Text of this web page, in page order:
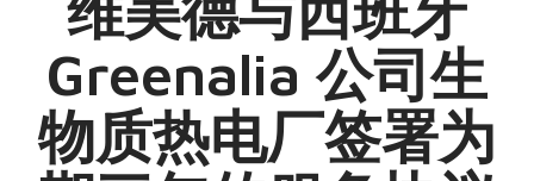
Greenalia 公司生
物质热电厂签署为